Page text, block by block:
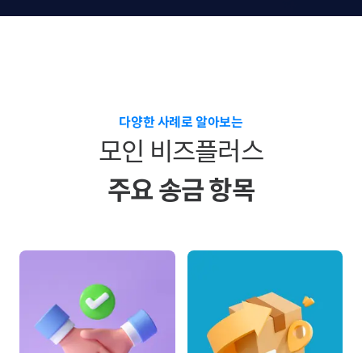
다양한 사례로 알아보는
모인 비즈플러스
주요 송금 항목